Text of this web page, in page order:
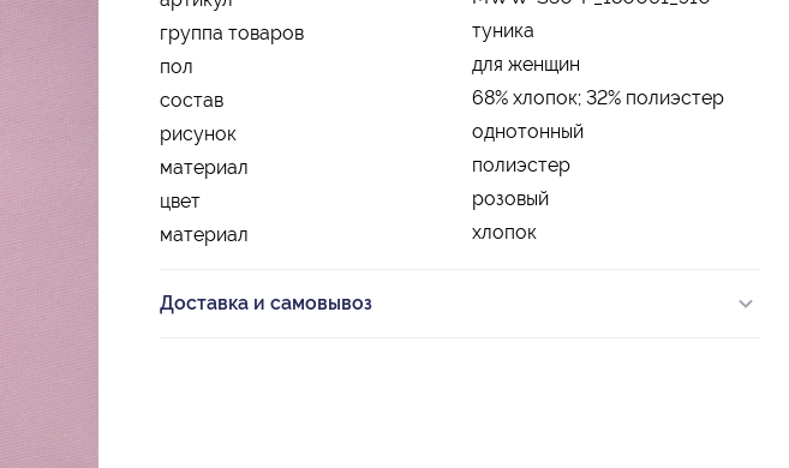
группа товаров
туника
пол
для женщин
состав
68% хлопок; 32% полиэстер
рисунок
однотонный
материал
полиэстер
цвет
розовый
материал
хлопок
Доставка и самовывоз